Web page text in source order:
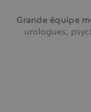
Grande équipe
urologues,